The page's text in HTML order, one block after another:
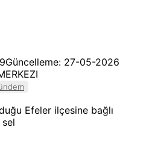
Güncelleme: 27-05-2026